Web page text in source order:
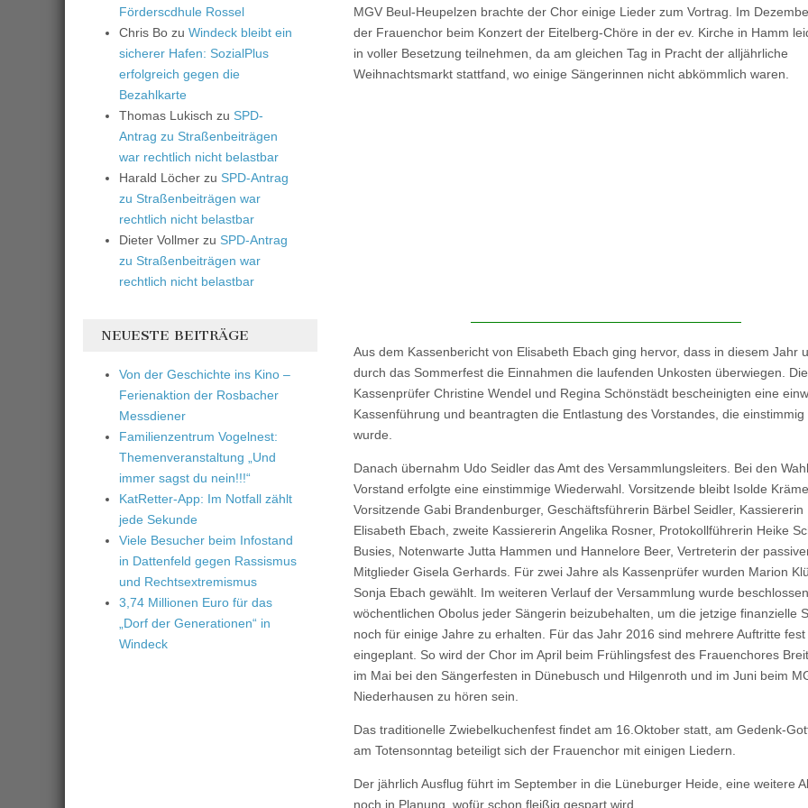
MGV Beul-Heupelzen brachte der Chor einige Lieder zum Vortrag. Im
der Frauenchor beim Konzert der Eitelberg-Chöre in der ev. Kirche in Hamm
in voller Besetzung teilnehmen, da am gleichen Tag in Pracht der alljährliche
Weihnachtsmarkt stattfand, wo einige Sängerinnen nicht abkömmlich waren.
Aus dem Kassenbericht von Elisabeth Ebach ging hervor, dass in diesem Jahr
durch das Sommerfest die Einnahmen die laufenden Unkosten überwiegen. Die
Kassenprüfer Christine Wendel und Regina Schönstädt bescheinigten eine
Kassenführung und beantragten die Entlastung des Vorstandes, die einstimmig
wurde.
Danach übernahm Udo Seidler das Amt des Versammlungsleiters. Bei den
Vorstand erfolgte eine einstimmige Wiederwahl. Vorsitzende bleibt Isolde
Vorsitzende Gabi Brandenburger, Geschäftsführerin Bärbel Seidler, Kassiererin
Elisabeth Ebach, zweite Kassiererin Angelika Rosner, Protokollführerin Heike
Busies, Notenwarte Jutta Hammen und Hannelore Beer, Vertreterin der
Mitglieder Gisela Gerhards. Für zwei Jahre als Kassenprüfer wurden Marion
Sonja Ebach gewählt. Im weiteren Verlauf der Versammlung wurde
wöchentlichen Obolus jeder Sängerin beizubehalten, um die jetzige finanzielle
noch für einige Jahre zu erhalten. Für das Jahr 2016 sind mehrere Auftritte fest
eingeplant. So wird der Chor im April beim Frühlingsfest des Frauenchores
im Mai bei den Sängerfesten in Dünebusch und Hilgenroth und im Juni beim
Niederhausen zu hören sein.
Das traditionelle Zwiebelkuchenfest findet am 16.Oktober statt, am Gedenk-
am Totensonntag beteiligt sich der Frauenchor mit einigen Liedern.
Der jährlich Ausflug führt im September in die Lüneburger Heide, eine weitere
noch in Planung, wofür schon fleißig gespart wird.
Förderscdhule Rossel
Chris Bo zu Windeck bleibt ein
sicherer Hafen: SozialPlus
erfolgreich gegen die
Bezahlkarte
Thomas Lukisch zu SPD-
Antrag zu Straßenbeiträgen
war rechtlich nicht belastbar
Harald Löcher zu SPD-Antrag
zu Straßenbeiträgen war
rechtlich nicht belastbar
Dieter Vollmer zu SPD-Antrag
zu Straßenbeiträgen war
rechtlich nicht belastbar
NEUESTE BEITRÄGE
Von der Geschichte ins Kino –
Ferienaktion der Rosbacher
Messdiener
Familienzentrum Vogelnest:
Themenveranstaltung „Und
immer sagst du nein!!!“
KatRetter-App: Im Notfall zählt
jede Sekunde
Viele Besucher beim Infostand
in Dattenfeld gegen Rassismus
und Rechtsextremismus
3,74 Millionen Euro für das
„Dorf der Generationen“ in
Windeck